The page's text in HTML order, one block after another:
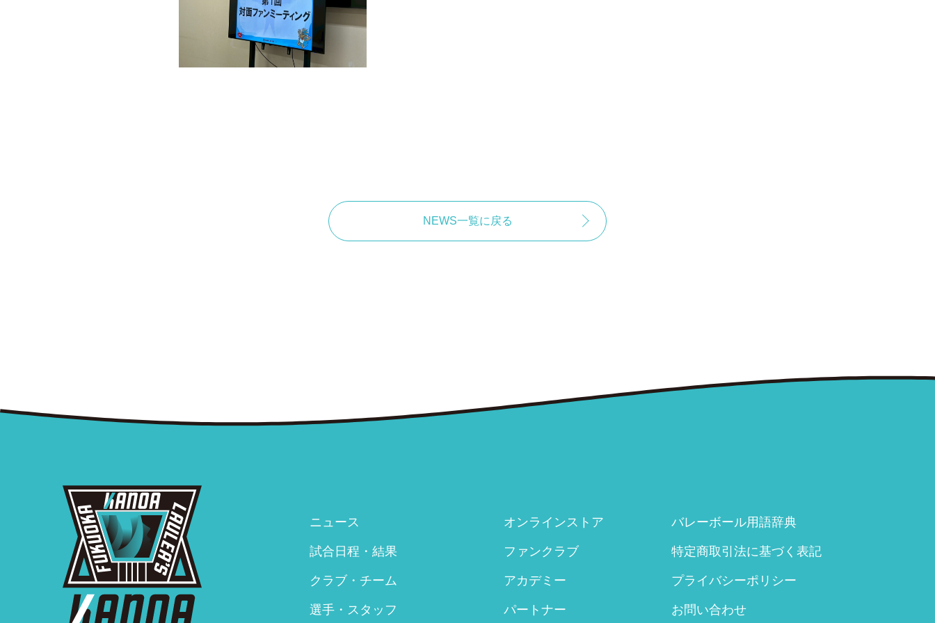
NEWS一覧に戻る
ニュース
試合日程・結果
クラブ・チーム
選手・スタッフ
オンラインストア
ファンクラブ
アカデミー
パートナー
バレーボール用語辞典
特定商取引法に基づく表記
プライバシーポリシー
お問い合わせ